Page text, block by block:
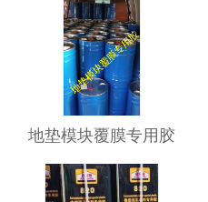
地垫模块覆膜专用胶